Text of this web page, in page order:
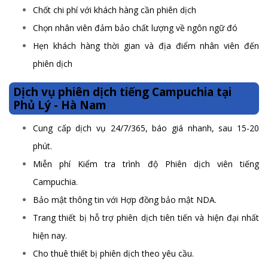
Chốt chi phí với khách hàng cần phiên dịch
Chọn nhân viên đảm bảo chất lượng về ngôn ngữ đó
Hẹn khách hàng thời gian và địa điểm nhân viên đến
phiên dịch
Dịch vụ phiên dịch tiếng Campuchia tại
Phủ Lý - Hà Nam
Cung cấp dịch vụ 24/7/365, báo giá nhanh, sau 15-20
phút.
Miễn phí Kiểm tra trình độ Phiên dịch viên tiếng
Campuchia.
Bảo mật thông tin với Hợp đồng bảo mật NDA.
Trang thiết bị hỗ trợ phiên dịch tiên tiến và hiện đại nhất
hiện nay.
Cho thuê thiết bị phiên dịch theo yêu cầu.